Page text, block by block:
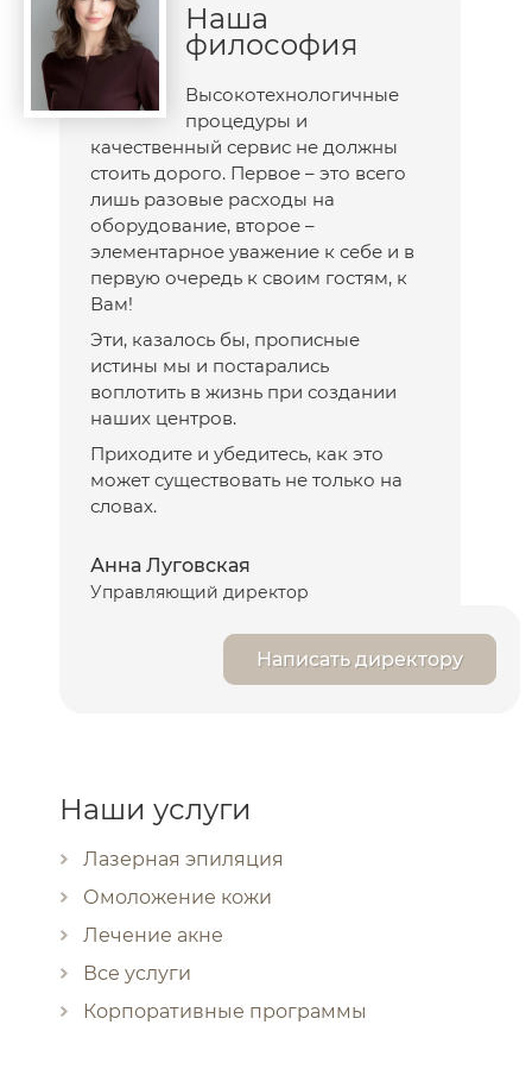
Наша
философия
Высокотехнологичные
процедуры и
качественный сервис не должны
стоить дорого. Первое – это всего
лишь разовые расходы на
оборудование, второе –
элементарное уважение к себе и в
первую очередь к своим гостям, к
Вам!
Эти, казалось бы, прописные
истины мы и постарались
воплотить в жизнь при создании
наших центров.
Приходите и убедитесь, как это
может существовать не только на
словах.
Анна Луговская
Управляющий директор
Написать директору
Наши услуги
Лазерная эпиляция
Омоложение кожи
Лечение акне
Все услуги
Корпоративные программы